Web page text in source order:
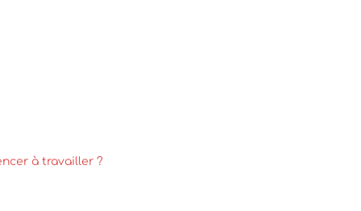
à travailler ?